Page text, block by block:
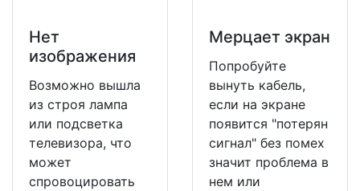
Нет
изображения
Возможно вышла
из строя лампа
или подсветка
телевизора, что
может
спровоцировать
Мерцает экран
Попробуйте
вынуть кабель,
если на экране
появится "потерян
сигнал" без помех
значит проблема в
нем или